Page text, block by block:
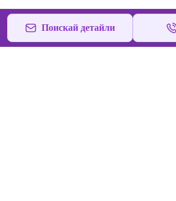
Поискай детайли